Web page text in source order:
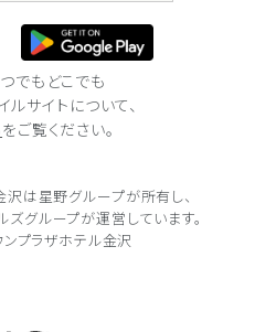
でもどこでも
ルサイトについて、
をご覧ください。
沢は 星野グループが所有し、
ズグループが運営しています。
プラザホテル金沢